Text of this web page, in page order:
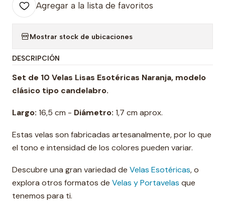
Agregar a la lista de favoritos
Mostrar stock de ubicaciones
DESCRIPCIÓN
Set de 10 Velas Lisas Esotéricas Naranja, modelo
clásico tipo candelabro.
Largo: 16,5 cm - Diámetro: 1,7 cm aprox.
Estas velas son fabricadas artesanalmente, por lo que
el tono e intensidad de los colores pueden variar.
Descubre una gran variedad de Velas Esotéricas, o
explora otros formatos de Velas y Portavelas que
tenemos para ti.